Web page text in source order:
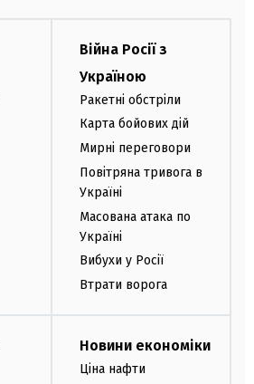
Війна Росії з
Україною
Ракетні обстріли
Карта бойових дій
Мирні переговори
Повітряна тривога в
Україні
Масована атака по
Україні
Вибухи у Росії
Втрати ворога
Новини економіки
Ціна нафти